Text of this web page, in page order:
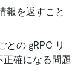
報を返すこと
との gRPC リ
正確になる問題